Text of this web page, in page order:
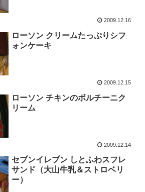
2009.12.16
ローソン クリームたっぷりシフ
ォンケーキ
2009.12.15
ローソン チキンのボルチーニク
リーム
2009.12.14
セブンイレブン しとふわスフレ
サンド（大山牛乳＆ストロベリ
ー）